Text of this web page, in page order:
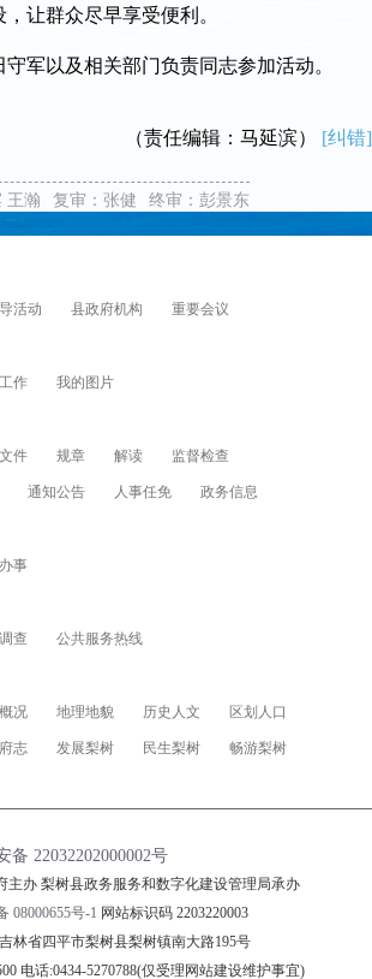
让群众尽早享受便利。
以及相关部门负责同志参加活动。
（责任编辑：马延滨） [纠错]
王瀚 复审：张健 终审：彭景东
活动 县政府机构 重要会议
作 我的图片
件 规章 解读 监督检查
通知公告 人事任免 政务信息
事
查 公共服务热线
况 地理地貌 历史人文 区划人口
志 发展梨树 民生梨树 畅游梨树
备 22032202000002号
主办 梨树县政务服务和数字化建设管理局承办
08000655号-1 网站标识码 2203220003
林省四平市梨树县梨树镇南大路195号
电话:0434-5270788(仅受理网站建设维护事宜)